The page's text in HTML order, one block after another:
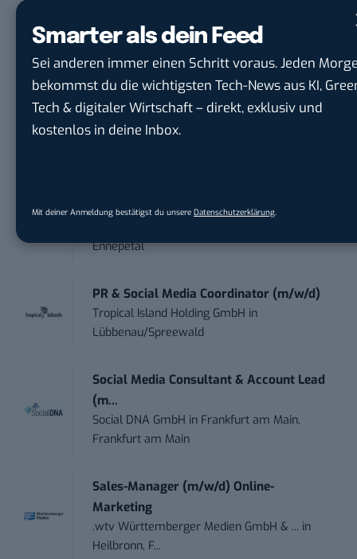
Smarter als dein Feed
Sei anderen immer einen Schritt voraus. Jeden
bekommst du die wichtigsten Tech-News aus KI,
Tech & digitaler Wirtschaft – direkt, exklusiv und
kostenlos in deine Inbox.
Mit deiner Anmeldung bestätigst du unsere Datenschutzerklärung.
(m/w/...
Marketing Manager – Content
Marketing /...
Acura Fachklinik GmbH
Te...
Ennepetal
PR & Social Media Coordinator (m/w/d)
Tropical Island Holding GmbH in
Lübbenau/Spreewald
Social Media Consultant & Account Lead
(m...
Social DNA GmbH in Frankfurt am Main,
Frankfurt am Main
Sales-Manager (m/w/d) Online-
Marketing
.wtv Württemberger Medien GmbH & ... in
Heilbronn, F...